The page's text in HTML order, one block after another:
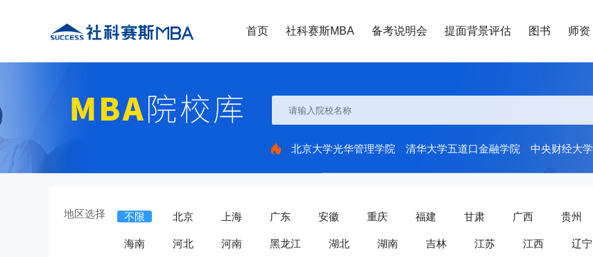
首页 社科赛斯MBA 备考说明会 提面背景评估 图书 师资
北京大学光华管理学院 清华大学五道口金融学院 中央财经大学
地区选择 不限 北京 上海 广东 安徽 重庆 福建 甘肃 广西 贵州
海南 河北 河南 黑龙江 湖北 湖南 吉林 江苏 江西 辽宁